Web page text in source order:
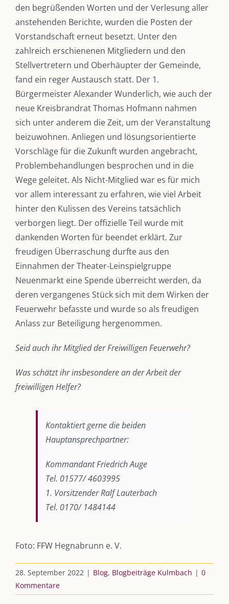
den begrüßenden Worten und der Verlesung aller
anstehenden Berichte, wurden die Posten der
Vorstandschaft erneut besetzt. Unter den
zahlreich erschienenen Mitgliedern und den
Stellvertretern und Oberhäupter der Gemeinde,
fand ein reger Austausch statt. Der 1.
Bürgermeister Alexander Wunderlich, wie auch der
neue Kreisbrandrat Thomas Hofmann nahmen
sich unter anderem die Zeit, um der Veranstaltung
beizuwohnen. Anliegen und lösungsorientierte
Vorschläge für die Zukunft wurden angebracht,
Problembehandlungen besprochen und in die
Wege geleitet. Als Nicht-Mitglied war es für mich
vor allem interessant zu erfahren, wie viel Arbeit
hinter den Kulissen des Vereins tatsächlich
verborgen liegt. Der offizielle Teil wurde mit
dankenden Worten für beendet erklärt. Zur
freudigen Überraschung durfte aus den
Einnahmen der Theater-Leinspielgruppe
Neuenmarkt eine Spende überreicht werden, da
deren vergangenes Stück sich mit dem Wirken der
Feuerwehr befasste und wurde so als freudigen
Anlass zur Beteiligung hergenommen.
Seid auch ihr Mitglied der Freiwilligen Feuerwehr?
Was schätzt ihr insbesondere an der Arbeit der
freiwilligen Helfer?
Kontaktiert gerne die beiden
Hauptansprechpartner:
Kommandant Friedrich Auge
Tel. 01577/ 4603995
1. Vorsitzender Ralf Lauterbach
Tel. 0170/ 1484144
Foto: FFW Hegnabrunn e. V.
28. September 2022 | Blog, Blogbeiträge Kulmbach | 0
Kommentare
DIE KULMBLOGGERA
Podcast
Kooperationen
Leistungen – Buchungen
AKTUELLES
Immer die passende Geschenkidee – für jeden Anlass